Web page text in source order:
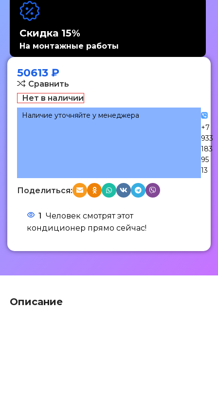
Скидка 15%
На монтажные работы
50613 ₽
Сравнить
Нет в наличии
Наличие уточняйте у менеджера
+7
933
183
95
13
Поделиться:
1
Человек смотрят этот
кондиционер прямо сейчас!
Описание